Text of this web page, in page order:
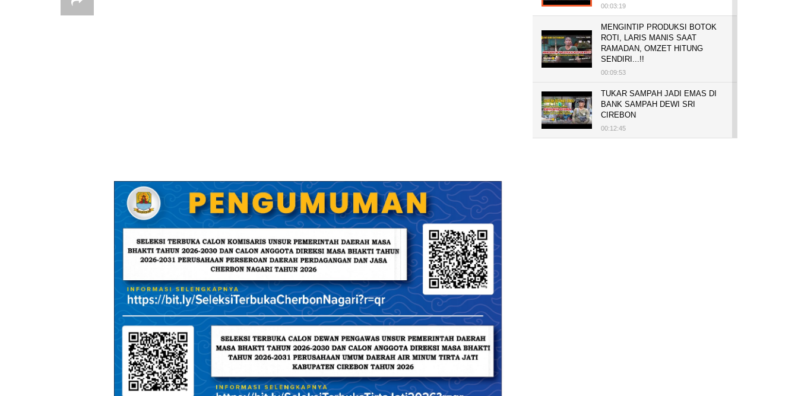
00:03:19
MENGINTIP PRODUKSI BOTOK
ROTI, LARIS MANIS SAAT
RAMADAN, OMZET HITUNG
SENDIRI...!!
00:09:53
TUKAR SAMPAH JADI EMAS DI
BANK SAMPAH DEWI SRI
CIREBON
00:12:45